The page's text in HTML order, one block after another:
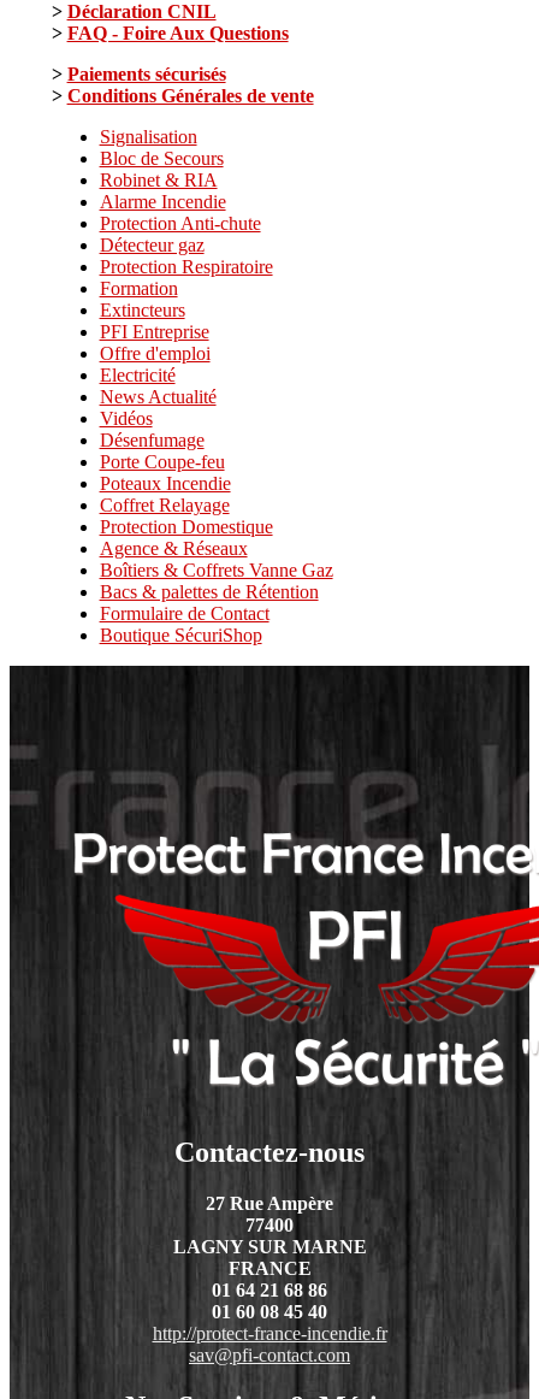
> Déclaration CNIL
> FAQ - Foire Aux Questions
> Paiements sécurisés
> Conditions Générales de vente
Signalisation
Bloc de Secours
Robinet & RIA
Alarme Incendie
Protection Anti-chute
Détecteur gaz
Protection Respiratoire
Formation
Extincteurs
PFI Entreprise
Offre d'emploi
Electricité
News Actualité
Vidéos
Désenfumage
Porte Coupe-feu
Poteaux Incendie
Coffret Relayage
Protection Domestique
Agence & Réseaux
Boîtiers & Coffrets Vanne Gaz
Bacs & palettes de Rétention
Formulaire de Contact
Boutique SécuriShop
Contactez-nous
27 Rue Ampère
77400
LAGNY SUR MARNE
FRANCE
01 64 21 68 86
01 60 08 45 40
http://protect-france-incendie.fr
sav@pfi-contact.com